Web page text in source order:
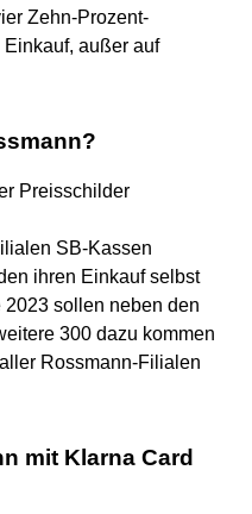
Zehn-Prozent-
außer auf
Preisschilder
SB-Kassen
ihren Einkauf selbst
sollen neben den
300 dazu kommen
Rossmann-Filialen
mit Klarna Card